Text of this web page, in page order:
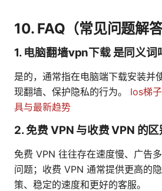
10. FAQ（常见问题解答
1. 电脑翻墙vpn下载 是同义词
是的，通常指在电脑端下载安装并
现翻墙、保护隐私的行为。 Ios梯
具与最新趋势
2. 免费 VPN 与收费 VPN 的区
免费 VPN 往往存在速度慢、广告
问题；收费 VPN 通常提供更高的
策、稳定的速度和更好的客服。